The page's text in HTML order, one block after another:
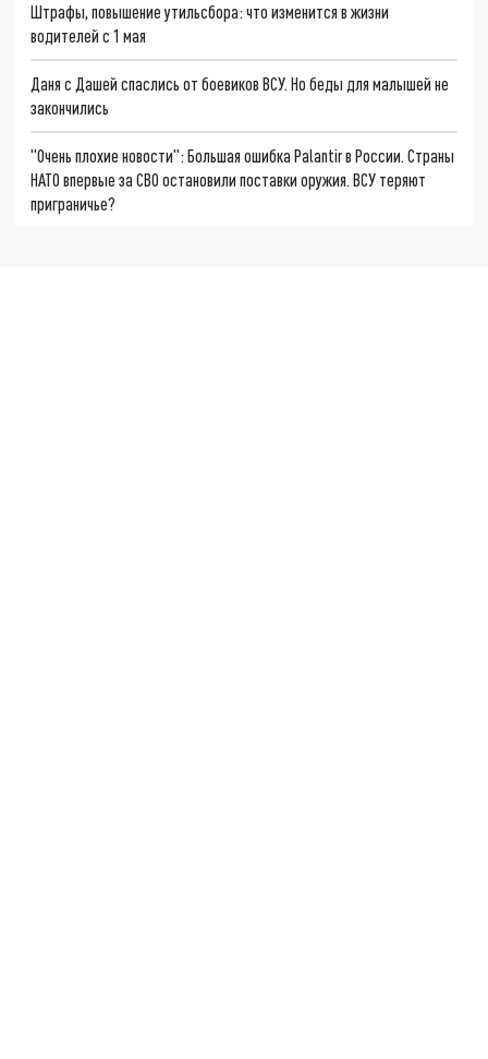
Штрафы, повышение утильсбора: что изменится в жизни
водителей с 1 мая
Даня с Дашей спаслись от боевиков ВСУ. Но беды для малышей не
закончились
"Очень плохие новости": Большая ошибка Palantir в России. Страны
НАТО впервые за СВО остановили поставки оружия. ВСУ теряют
приграничье?